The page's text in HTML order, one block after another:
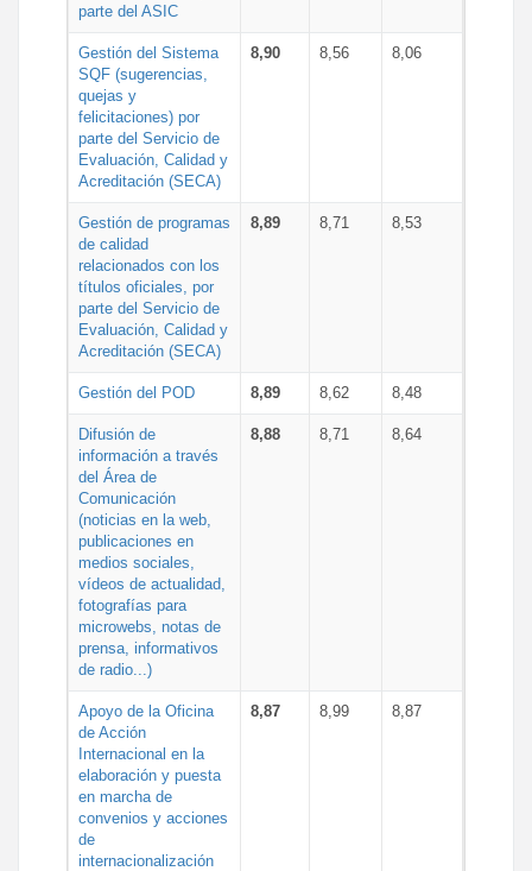
parte del ASIC
Gestión del Sistema
SQF (sugerencias,
quejas y
felicitaciones) por
parte del Servicio de
Evaluación, Calidad y
Acreditación (SECA)
8,90 8,56 8,06
Gestión de programas
de calidad
relacionados con los
títulos oficiales, por
parte del Servicio de
Evaluación, Calidad y
Acreditación (SECA)
8,89 8,71 8,53
Gestión del POD 8,89 8,62 8,48
Difusión de
información a través
del Área de
Comunicación
(noticias en la web,
publicaciones en
medios sociales,
vídeos de actualidad,
fotografías para
microwebs, notas de
prensa, informativos
de radio...)
8,88 8,71 8,64
Apoyo de la Oficina
de Acción
Internacional en la
elaboración y puesta
en marcha de
convenios y acciones
de
internacionalización
8,87 8,99 8,87